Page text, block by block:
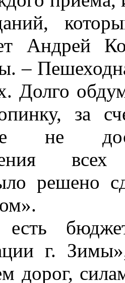
Андрей
–
Долго
за
не
всех
решено
г.
дорог,